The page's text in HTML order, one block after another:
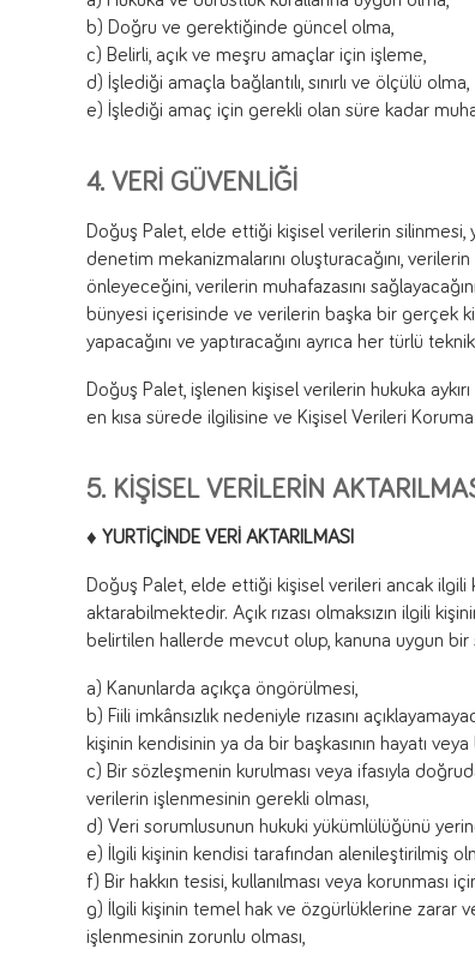
b) Doğru ve gerektiğinde güncel olma,
c) Belirli, açık ve meşru amaçlar için işleme,
d) İşlediği amaçla bağlantılı, sınırlı ve ölçülü olma,
e) İşlediği amaç için gerekli olan süre kadar
4. VERİ GÜVENLİĞİ
Doğuş Palet, elde ettiği kişisel verilerin
denetim mekanizmalarını oluşturacağını,
önleyeceğini, verilerin muhafazasını
bünyesi içerisinde ve verilerin başka bir gerçek
yapacağını ve yaptıracağını ayrıca her türlü
Doğuş Palet, işlenen kişisel verilerin hukuka
en kısa sürede ilgilisine ve Kişisel Verileri
5. KİŞİSEL VERİLERİN
♦ YURTİÇİNDE VERİ AKTARILMASI
Doğuş Palet, elde ettiği kişisel verileri ancak ilgili
aktarabilmektedir. Açık rızası olmaksızın ilgili
belirtilen hallerde mevcut olup, kanuna uygun bir
a) Kanunlarda açıkça öngörülmesi,
b) Fiili imkânsızlık nedeniyle rızasını
kişinin kendisinin ya da bir başkasının hayatı
c) Bir sözleşmenin kurulması veya ifasıyla
verilerin işlenmesinin gerekli olması,
d) Veri sorumlusunun hukuki yükümlülüğünü
e) İlgili kişinin kendisi tarafından alenileştirilmiş
f) Bir hakkın tesisi, kullanılması veya korunması
g) İlgili kişinin temel hak ve özgürlüklerine zarar
işlenmesinin zorunlu olması,